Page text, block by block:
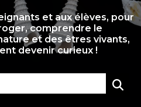
et aux élèves, pour
comprendre le
et des êtres vivants,
devenir curieux !